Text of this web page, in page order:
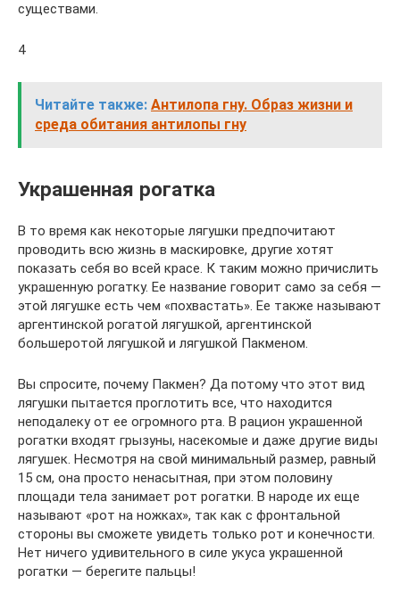
существами.
4
Читайте также: Антилопа гну. Образ жизни и
среда обитания антилопы гну
Украшенная рогатка
В то время как некоторые лягушки предпочитают
проводить всю жизнь в маскировке, другие хотят
показать себя во всей красе. К таким можно причислить
украшенную рогатку. Ее название говорит само за себя —
этой лягушке есть чем «похвастать». Ее также называют
аргентинской рогатой лягушкой, аргентинской
большеротой лягушкой и лягушкой Пакменом.
Вы спросите, почему Пакмен? Да потому что этот вид
лягушки пытается проглотить все, что находится
неподалеку от ее огромного рта. В рацион украшенной
рогатки входят грызуны, насекомые и даже другие виды
лягушек. Несмотря на свой минимальный размер, равный
15 см, она просто ненасытная, при этом половину
площади тела занимает рот рогатки. В народе их еще
называют «рот на ножках», так как с фронтальной
стороны вы сможете увидеть только рот и конечности.
Нет ничего удивительного в силе укуса украшенной
рогатки — берегите пальцы!